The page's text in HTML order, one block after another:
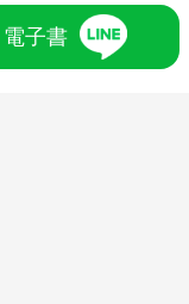
子書